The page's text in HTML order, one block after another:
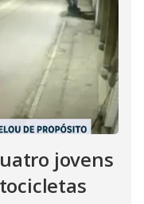
jovens